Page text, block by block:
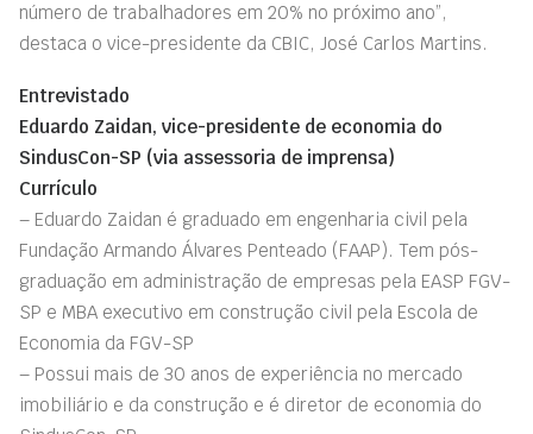
número de trabalhadores em 20% no próximo ano”,
destaca o vice-presidente da CBIC, José Carlos Martins.
Entrevistado
Eduardo Zaidan, vice-presidente de economia do
SindusCon-SP (via assessoria de imprensa)
Currículo
– Eduardo Zaidan é graduado em engenharia civil pela
Fundação Armando Álvares Penteado (FAAP). Tem pós-
graduação em administração de empresas pela EASP FGV-
SP e MBA executivo em construção civil pela Escola de
Economia da FGV-SP
– Possui mais de 30 anos de experiência no mercado
imobiliário e da construção e é diretor de economia do